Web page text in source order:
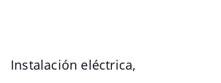
Instalación eléctrica,